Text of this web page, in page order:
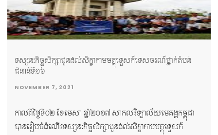
ទស្សនៈកិច្ចសិក្សាជូនដល់សិក្ខាកាមមគ្គុទ្ទេសក៍ទេសចរណ៍ថា្នក់តំបន់
ជំនាន់ទី១៦
NOVEMBER 7, 2021
កាលពីថ្ងៃទី០២ ខែមេសា ឆ្នាំ២០១៧ សាកលវិទ្យាល័យមេគង្គកម្ពុជា
បានរៀបចំដំណើរទស្សនៈកិច្ចសិក្សាជូនដល់សិក្ខាកាមមគ្គុទ្ទេសក៍